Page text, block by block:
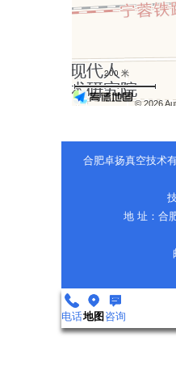
200 米
© 2026
合肥卓扬真空技术
地 址：合
电话地图咨询